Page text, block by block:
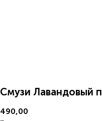
Смузи Лавандовый
490,00